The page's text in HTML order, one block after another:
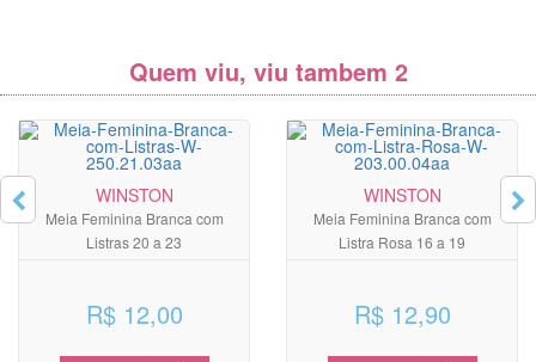
Quem viu, viu tambem 2
WINSTON
Meia Feminina Branca com
Listras 20 a 23
R$ 12,00
WINSTON
Meia Feminina Branca com
Listra Rosa 16 a 19
R$ 12,90